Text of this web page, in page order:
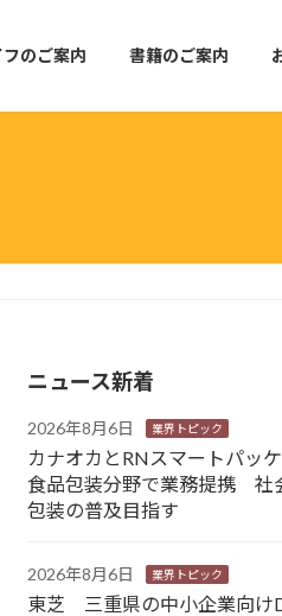
のご案内 書籍のご案内
ニュース新着
2026年8月6日 業界トピック
カナオカとRNスマートパッ
食品包装分野で業務提携 社
包装の普及目指す
2026年8月6日 業界トピック
東芝 三重県の中小企業向け